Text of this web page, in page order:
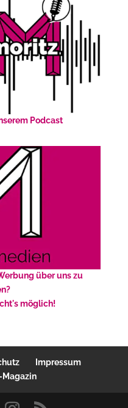
Podcast
über uns zu
möglich!
Impressum